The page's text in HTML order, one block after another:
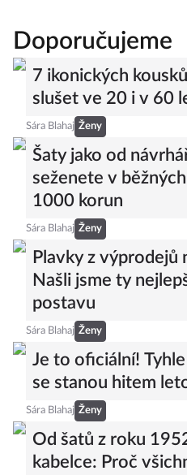
Doporučujeme
7 ikonických
slušet ve 20 i v 60
Sára Blahaj Ženy
Šaty jako od
seženete v
1000 korun
Sára Blahaj Ženy
Plavky z výprodejů
Našli jsme ty
postavu
Sára Blahaj Ženy
Je to oficiální!
se stanou hitem
Sára Blahaj Ženy
Od šatů z roku
kabelce: Proč